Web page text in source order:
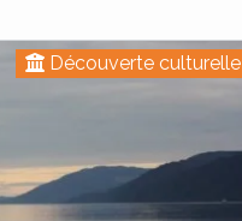
Découverte culturelle